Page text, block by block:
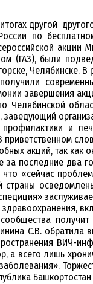
другой
по
акции
(ГАЗ), были
завершения
Челябинской
заведующий
и
приветственном
акций, так
последние два
«сейчас
С.В.
ВИЧ-
всего лишь